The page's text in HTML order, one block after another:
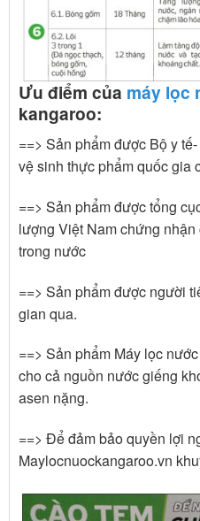
Ưu điểm của máy lọc
kangaroo:
==> Sản phẩm được Bộ y
vệ sinh thực phẩm quốc gia
==> Sản phẩm được tổng
lượng Việt Nam chứng
trong nước
==> Sản phẩm được người
gian qua.
==> Sản phẩm Máy lọc
cho cả nguồn nước giếng
asen nặng.
==> Để đảm bảo quyền lợi
Maylocnuockangaroo.vn